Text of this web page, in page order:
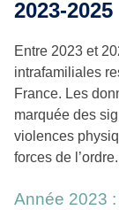
2023-2025
Entre 2023 et
intrafamiliales
France. Les
marquée des
violences
forces de l’ordre.
Année 2023